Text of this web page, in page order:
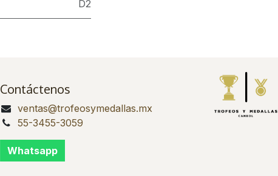
D2
Contáctenos
ventas@trofeosymedallas.mx
55-3455-3059
Whatsapp